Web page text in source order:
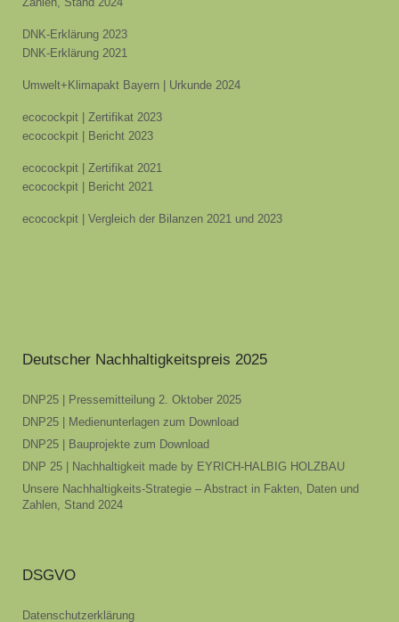
DNK-Erklärung 2023
DNK-Erklärung 2021
Umwelt+Klimapakt Bayern | Urkunde 2024
ecocockpit | Zertifikat 2023
ecocockpit | Bericht 2023
ecocockpit | Zertifikat 2021
ecocockpit | Bericht 2021
ecocockpit | Vergleich der Bilanzen 2021 und 2023
Deutscher Nachhaltigkeitspreis 2025
DNP25 | Pressemitteilung 2. Oktober 2025
DNP25 | Medienunterlagen zum Download
DNP25 | Bauprojekte zum Download
DNP 25 | Nachhaltigkeit made by EYRICH-HALBIG HOLZBAU
Unsere Nachhaltigkeits-Strategie – Abstract in Fakten, Daten und
Zahlen, Stand 2024
DSGVO
Datenschutzerklärung